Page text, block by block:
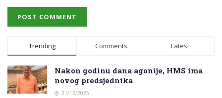
Trending Comments Latest
Nakon godinu dana agonije, HMS ima
novog predsjednika
21/12/2025